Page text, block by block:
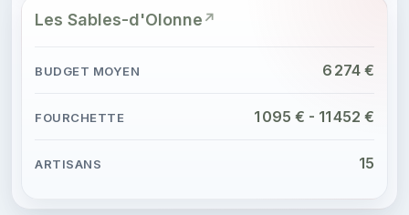
Les Sables-d'Olonne
6 274 €
1 095 € - 11 452 €
15